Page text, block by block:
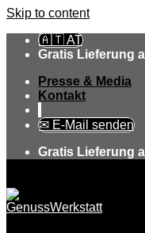
Skip to content
🇦🇹 AT
Gratis Lieferung
Presse & Media
Kontakt
✉ E-Mail senden
Gratis Lieferung